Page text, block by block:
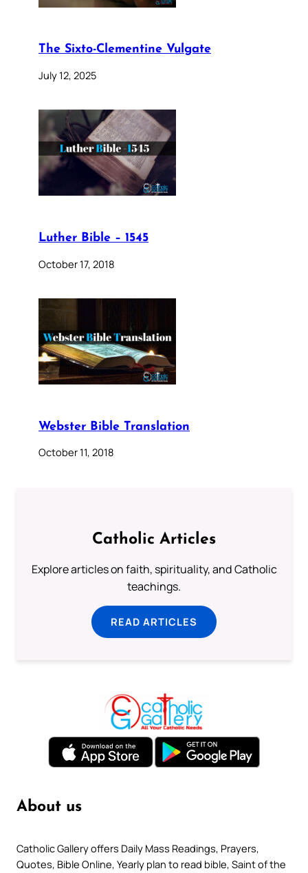
The Sixto-Clementine Vulgate
July 12, 2025
Luther Bible – 1545
October 17, 2018
Webster Bible Translation
October 11, 2018
Catholic Articles
Explore articles on faith, spirituality, and Catholic
teachings.
READ ARTICLES
About us
Catholic Gallery offers Daily Mass Readings, Prayers,
Quotes, Bible Online, Yearly plan to read bible, Saint of the